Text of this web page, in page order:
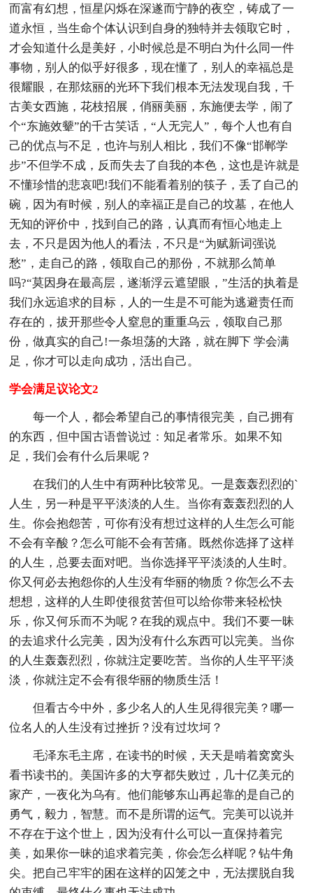
而富有幻想，恒星闪烁在深遂而宁静的夜空，铸成了一
道永恒，当生命个体认识到自身的独特并去领取它时，
才会知道什么是美好，小时候总是不明白为什么同一件
事物，别人的似乎好很多，现在懂了，别人的幸福总是
很耀眼，在那炫丽的光环下我们根本无法发现自我，千
古美女西施，花枝招展，俏丽美丽，东施便去学，闹了
个“东施效颦”的千古笑话，“人无完人”，每个人也有自
己的优点与不足，也许与别人相比，我们不像“邯郸学
步”不但学不成，反而失去了自我的本色，这也是许就是
不懂珍惜的悲哀吧!我们不能看着别的筷子，丢了自己的
碗，因为有时候，别人的幸福正是自己的坟墓，在他人
无知的评价中，找到自己的路，认真而有恒心地走上
去，不只是因为他人的看法，不只是“为赋新词强说
愁”，走自己的路，领取自己的那份，不就那么简单
吗?“莫因身在最高层，遂渐浮云遮望眼，”生活的执着是
我们永远追求的目标，人的一生是不可能为逃避责任而
存在的，拔开那些令人窒息的重重乌云，领取自己那
份，做真实的自己!一条坦荡的大路，就在脚下 学会满
足，你才可以走向成功，活出自己。
学会满足议论文2
每一个人，都会希望自己的事情很完美，自己拥有
的东西，但中国古语曾说过：知足者常乐。如果不知
足，我们会有什么后果呢？
在我们的人生中有两种比较常见。一是轰轰烈烈的`
人生，另一种是平平淡淡的人生。当你有轰轰烈烈的人
生。你会抱怨苦，可你有没有想过这样的人生怎么可能
不会有辛酸？怎么可能不会有苦痛。既然你选择了这样
的人生，总要去面对吧。当你选择平平淡淡的人生时。
你又何必去抱怨你的人生没有华丽的物质？你怎么不去
想想，这样的人生即使很贫苦但可以给你带来轻松快
乐，你又何乐而不为呢？在我的观点中。我们不要一昧
的去追求什么完美，因为没有什么东西可以完美。当你
的人生轰轰烈烈，你就注定要吃苦。当你的人生平平淡
淡，你就注定不会有很华丽的物质生活！
但看古今中外，多少名人的人生见得很完美？哪一
位名人的人生没有过挫折？没有过坎坷？
毛泽东毛主席，在读书的时候，天天是啃着窝窝头
看书读书的。美国许多的大亨都失败过，几十亿美元的
家产，一夜化为乌有。他们能够东山再起靠的是自己的
勇气，毅力，智慧。而不是所谓的运气。完美可以说并
不存在于这个世上，因为没有什么可以一直保持着完
美，如果你一昧的追求着完美，你会怎么样呢？钻牛角
尖。把自己牢牢的困在这样的囚笼之中，无法摆脱自我